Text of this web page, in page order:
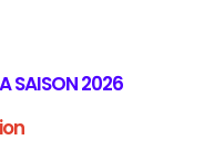
2026